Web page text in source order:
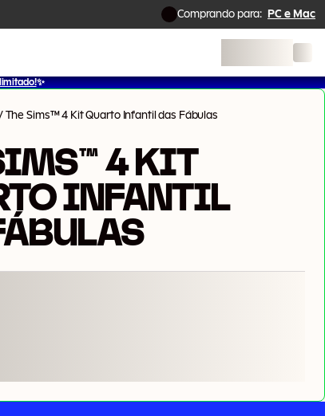
Comprando para: PC e Mac
✨
The Sims™ 4 Kit Quarto Infantil das Fábulas
4 KIT
INFANTIL